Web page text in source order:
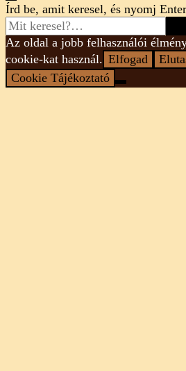
Looking
for
Something?
Írd be, amit keresel, és nyomj
Az oldal a jobb felhasználói
cookie-kat használ. Elfogad
Cookie Tájékoztató